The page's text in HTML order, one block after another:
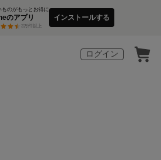
ものがもっとお得に
のアプリ
3万件以上
インストールする
ログイン